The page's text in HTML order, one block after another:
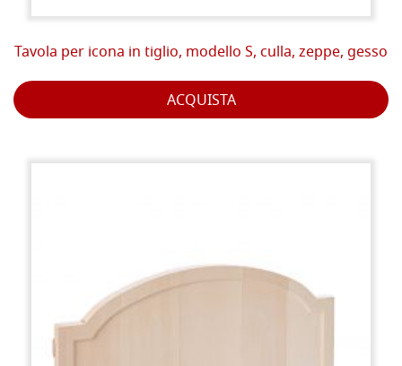
Tavola per icona in tiglio, modello S, culla, zeppe, gesso
ACQUISTA